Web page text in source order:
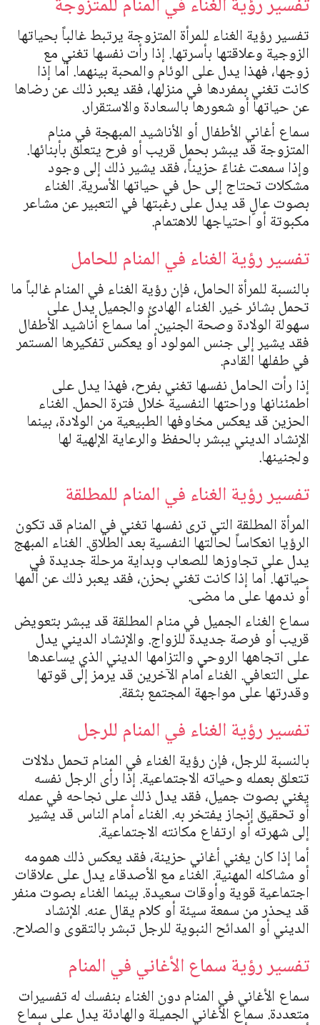
تفسير رؤية الغناء في المنام للمتزوجة
تفسير رؤية الغناء للمرأة المتزوجة يرتبط غالباً بحياتها
الزوجية وعلاقتها بأسرتها. إذا رأت نفسها تغني مع
زوجها، فهذا يدل على الوئام والمحبة بينهما. أما إذا
كانت تغني بمفردها في منزلها، فقد يعبر ذلك عن رضاها
عن حياتها أو شعورها بالسعادة والاستقرار.
سماع أغاني الأطفال أو الأناشيد المبهجة في منام
المتزوجة قد يبشر بحمل قريب أو فرح يتعلق بأبنائها.
وإذا سمعت غناءً حزيناً، فقد يشير ذلك إلى وجود
مشكلات تحتاج إلى حل في حياتها الأسرية. الغناء
بصوت عالٍ قد يدل على رغبتها في التعبير عن مشاعر
مكبوتة أو احتياجها للاهتمام.
تفسير رؤية الغناء في المنام للحامل
بالنسبة للمرأة الحامل، فإن رؤية الغناء في المنام غالباً ما
تحمل بشائر خير. الغناء الهادئ والجميل يدل على
سهولة الولادة وصحة الجنين. أما سماع أناشيد الأطفال
فقد يشير إلى جنس المولود أو يعكس تفكيرها المستمر
في طفلها القادم.
إذا رأت الحامل نفسها تغني بفرح، فهذا يدل على
اطمئنانها وراحتها النفسية خلال فترة الحمل. الغناء
الحزين قد يعكس مخاوفها الطبيعية من الولادة، بينما
الإنشاد الديني يبشر بالحفظ والرعاية الإلهية لها
ولجنينها.
تفسير رؤية الغناء في المنام للمطلقة
المرأة المطلقة التي ترى نفسها تغني في المنام قد تكون
الرؤيا انعكاساً لحالتها النفسية بعد الطلاق. الغناء المبهج
يدل على تجاوزها للصعاب وبداية مرحلة جديدة في
حياتها. أما إذا كانت تغني بحزن، فقد يعبر ذلك عن ألمها
أو ندمها على ما مضى.
سماع الغناء الجميل في منام المطلقة قد يبشر بتعويض
قريب أو فرصة جديدة للزواج. والإنشاد الديني يدل
على اتجاهها الروحي والتزامها الديني الذي يساعدها
على التعافي. الغناء أمام الآخرين قد يرمز إلى قوتها
وقدرتها على مواجهة المجتمع بثقة.
تفسير رؤية الغناء في المنام للرجل
بالنسبة للرجل، فإن رؤية الغناء في المنام تحمل دلالات
تتعلق بعمله وحياته الاجتماعية. إذا رأى الرجل نفسه
يغني بصوت جميل، فقد يدل ذلك على نجاحه في عمله
أو تحقيق إنجاز يفتخر به. الغناء أمام الناس قد يشير
إلى شهرته أو ارتفاع مكانته الاجتماعية.
أما إذا كان يغني أغاني حزينة، فقد يعكس ذلك همومه
أو مشاكله المهنية. الغناء مع الأصدقاء يدل على علاقات
اجتماعية قوية وأوقات سعيدة. بينما الغناء بصوت منفر
قد يحذر من سمعة سيئة أو كلام يقال عنه. الإنشاد
الديني أو المدائح النبوية للرجل تبشر بالتقوى والصلاح.
تفسير رؤية سماع الأغاني في المنام
سماع الأغاني في المنام دون الغناء بنفسك له تفسيرات
متعددة. سماع الأغاني الجميلة والهادئة يدل على سماع